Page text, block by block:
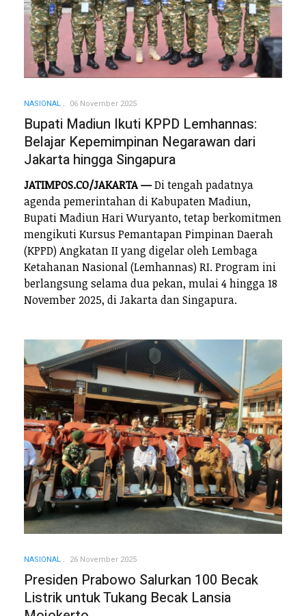
NASIONAL 06 November 2025
Bupati Madiun Ikuti KPPD Lemhannas:
Belajar Kepemimpinan Negarawan dari
Jakarta hingga Singapura
JATIMPOS.CO/JAKARTA —Di tengah padatnya
agenda pemerintahan di Kabupaten Madiun,
Bupati Madiun Hari Wuryanto, tetap berkomitmen
mengikuti Kursus Pemantapan Pimpinan Daerah
(KPPD) Angkatan II yang digelar oleh Lembaga
Ketahanan Nasional (Lemhannas) RI. Program ini
berlangsung selama dua pekan, mulai 4 hingga 18
November 2025, di Jakarta dan Singapura.
NASIONAL 26 November 2025
Presiden Prabowo Salurkan 100 Becak
Listrik untuk Tukang Becak Lansia